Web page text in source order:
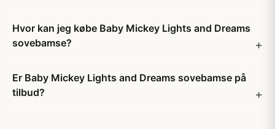
Hvor kan jeg købe Baby Mickey Lights and Dreams
sovebamse?
Er Baby Mickey Lights and Dreams sovebamse på
tilbud?